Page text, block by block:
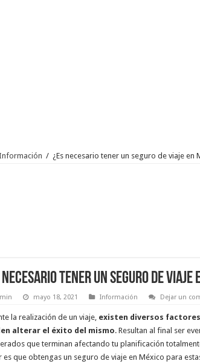
/ ¿Es necesario tener un seguro de viaje en
necesario tener un seguro de viaje
mayo 18, 2021 Información Dejar un
la realización de un viaje, existen diversos
alterar el éxito del mismo. Resultan al final ser
que terminan afectando tu planificación
es que obtengas un seguro de viaje en México para